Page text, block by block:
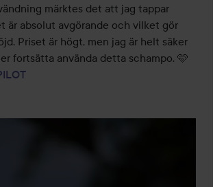
märktes det att jag tappar
är absolut avgörande och vilket gör
Priset är högt, men jag är helt säker
fortsätta använda detta schampo. 🩷